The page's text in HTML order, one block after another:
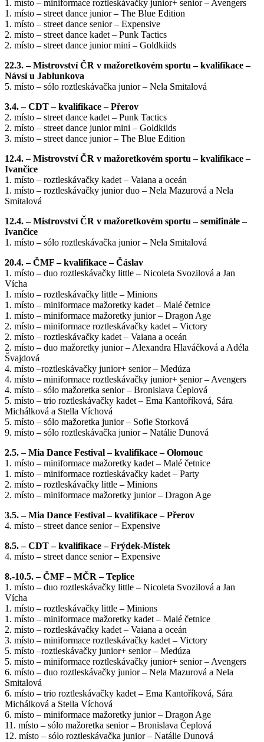
1. místo – miniformace roztleskávačky junior+ senior – Avengers
1. místo – street dance junior – The Blue Edition
1. místo – street dance senior – Expensive
2. místo – street dance kadet – Punk Tactics
2. místo – street dance junior mini – Goldkiids
22.3. – Mistrovství ČR v mažoretkovém sportu – kvalifikace –
Návsí u Jablunkova
5. místo – sólo roztleskávačka junior – Nela Smitalová
3.4. – CDT – kvalifikace – Přerov
2. místo – street dance kadet – Punk Tactics
2. místo – street dance junior mini – Goldkiids
3. místo – street dance junior – The Blue Edition
12.4. – Mistrovství ČR v mažoretkovém sportu – kvalifikace –
Ivančice
1. místo – roztleskávačky kadet – Vaiana a oceán
1. místo – roztleskávačky junior duo – Nela Mazurová a Nela
Smitalová
12.4. – Mistrovství ČR v mažoretkovém sportu – semifinále –
Ivančice
1. místo – sólo roztleskávačka junior – Nela Smitalová
20.4. – ČMF – kvalifikace – Čáslav
1. místo – duo roztleskávačky little – Nicoleta Svozilová a Jan
Vícha
1. místo – roztleskávačky little – Minions
1. místo – miniformace mažoretky kadet – Malé četnice
1. místo – miniformace mažoretky junior – Dragon Age
2. místo – miniformace roztleskávačky kadet – Victory
2. místo – roztleskávačky kadet – Vaiana a oceán
2. místo – duo mažoretky junior – Alexandra Hlaváčková a Adéla
Švajdová
4. místo –roztleskávačky junior+ senior – Medúza
4. místo – miniformace roztleskávačky junior+ senior – Avengers
4. místo – sólo mažoretka senior – Bronislava Čeplová
5. místo – trio roztleskávačky kadet – Ema Kantoříková, Sára
Michálková a Stella Víchová
5. místo – sólo mažoretka junior – Sofie Storková
9. místo – sólo roztleskávačka junior – Natálie Dunová
2.5. – Mia Dance Festival – kvalifikace – Olomouc
1. místo – miniformace mažoretky kadet – Malé četnice
1. místo – miniformace roztleskávačky kadet – Party
2. místo – roztleskávačky little – Minions
2. místo – miniformace mažoretky junior – Dragon Age
3.5. – Mia Dance Festival – kvalifikace – Přerov
4. místo – street dance senior – Expensive
8.5. – CDT – kvalifikace – Frýdek-Místek
4. místo – street dance senior – Expensive
8.-10.5. – ČMF – MČR – Teplice
1. místo – duo roztleskávačky little – Nicoleta Svozilová a Jan
Vícha
1. místo – roztleskávačky little – Minions
1. místo – miniformace mažoretky kadet – Malé četnice
2. místo – roztleskávačky kadet – Vaiana a oceán
3. místo – miniformace roztleskávačky kadet – Victory
5. místo –roztleskávačky junior+ senior – Medúza
5. místo – miniformace roztleskávačky junior+ senior – Avengers
6. místo – duo roztleskávačky junior – Nela Mazurová a Nela
Smitalová
6. místo – trio roztleskávačky kadet – Ema Kantoříková, Sára
Michálková a Stella Víchová
6. místo – miniformace mažoretky junior – Dragon Age
11. místo – sólo mažoretka senior – Bronislava Čeplová
12. místo – sólo roztleskávačka junior – Natálie Dunová